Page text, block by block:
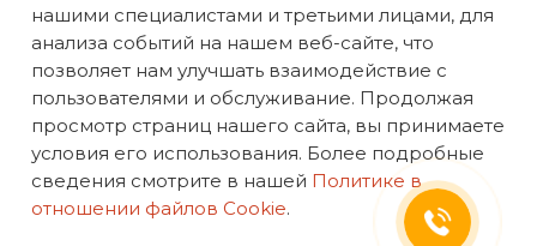
Екатерина
Мы сохраняем
эксклюзивность: оставьте
заявку на идеи подарков,
недоступных в интернете
Вакансии
Политика конфиденциальности
нашими специалистами и третьими лицами, для
анализа событий на нашем веб-сайте, что
позволяет нам улучшать взаимодействие с
пользователями и обслуживание. Продолжая
просмотр страниц нашего сайта, вы принимаете
условия его использования. Более подробные
сведения смотрите в нашей Политике в
отношении файлов Cookie.